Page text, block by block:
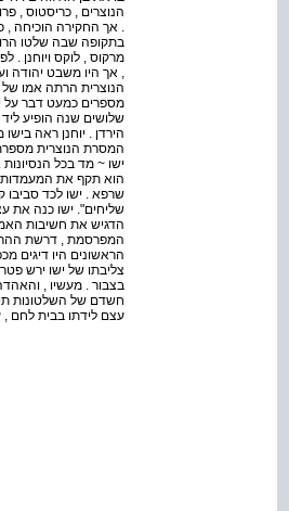
הנוצרים , כריסטוס ,
. אך החקירה הוכיחה ,
בתקופה שבה שלטו
מרקוס , לוקס ויוחנן .
, אך היו משבט יהודה
הנוצרית הרתה אמו של
מספרים כמעט דבר על
שלושים שנה הופיע
הירדן . יוחנן ראה
המסרת הנוצרית
ישו ~ מד בכל
הוא תקף את המעמדות
שרפא . ישו לכד סביבו
שליחים". ישו כנה את
הדגיש את חשיבות
המפרסמת , דרשת ההר",
הראשונים היו דיגים
צליבתו של ישו ירש
בצבור . מעשיו ,
חשדם של השלטונות
עצם לידתו בבית לחם ,